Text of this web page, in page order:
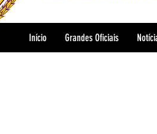
Início Grandes Oficiais